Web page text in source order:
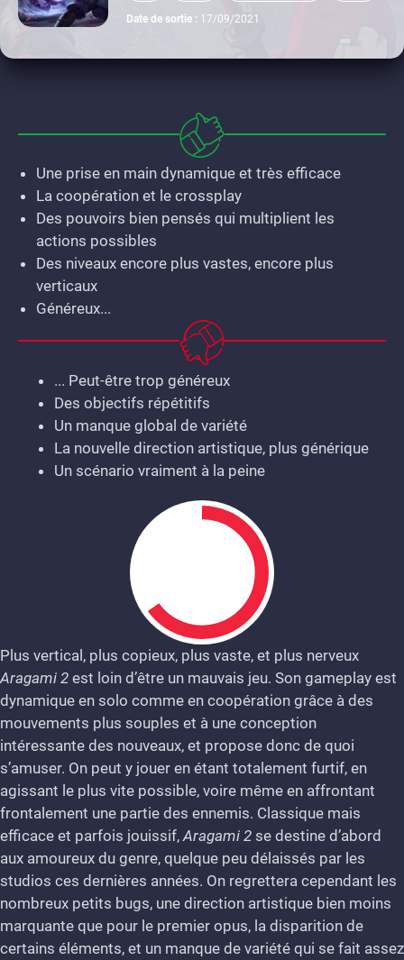
xbox one
Date de sortie : 17/09/2021
Une prise en main dynamique et très efficace
La coopération et le crossplay
Des pouvoirs bien pensés qui multiplient les
actions possibles
Des niveaux encore plus vastes, encore plus
verticaux
Généreux...
... Peut-être trop généreux
Des objectifs répétitifs
Un manque global de variété
La nouvelle direction artistique, plus générique
Un scénario vraiment à la peine
6.5
Plus vertical, plus copieux, plus vaste, et plus nerveux
Aragami 2 est loin d’être un mauvais jeu. Son gameplay est
dynamique en solo comme en coopération grâce à des
mouvements plus souples et à une conception
intéressante des nouveaux, et propose donc de quoi
s’amuser. On peut y jouer en étant totalement furtif, en
agissant le plus vite possible, voire même en affrontant
frontalement une partie des ennemis. Classique mais
efficace et parfois jouissif, Aragami 2 se destine d’abord
aux amoureux du genre, quelque peu délaissés par les
studios ces dernières années. On regrettera cependant les
nombreux petits bugs, une direction artistique bien moins
marquante que pour le premier opus, la disparition de
certains éléments, et un manque de variété qui se fait assez